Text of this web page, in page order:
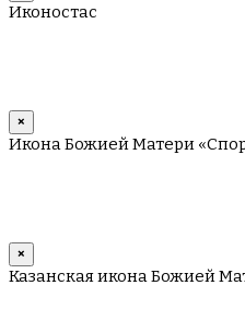
Иконостас
×
Икона Божией Матери
×
Казанская икона Божией